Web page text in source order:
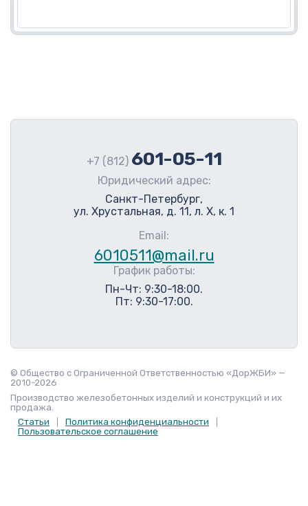
+7 (812) 601-05-11
Юридический адрес:
Санкт-Петербург,
ул. Хрустальная, д. 11, л. Х, к. 1
Email:
6010511@mail.ru
График работы:
Пн-Чт: 9:30-18:00.
Пт: 9:30-17:00.
© Общество с Ограниченной Ответственностью «ДорЖБИ» —
2010-2026
Производство железобетонных изделий и конструкций и их
продажа.
Статьи
Политика конфиденциальности
Пользовательское соглашение